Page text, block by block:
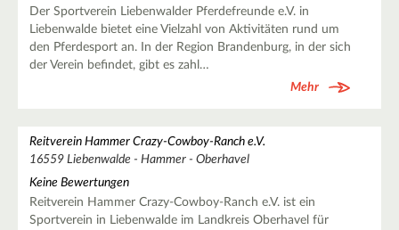
Der Sportverein Liebenwalder Pferdefreunde e.V. in
Liebenwalde bietet eine Vielzahl von Aktivitäten rund um
den Pferdesport an. In der Region Brandenburg, in der sich
der Verein befindet, gibt es zahl…
Mehr
Reitverein Hammer Crazy-Cowboy-Ranch e.V.
16559 Liebenwalde - Hammer - Oberhavel
Keine Bewertungen
Reitverein Hammer Crazy-Cowboy-Ranch e.V. ist ein
Sportverein in Liebenwalde im Landkreis Oberhavel für